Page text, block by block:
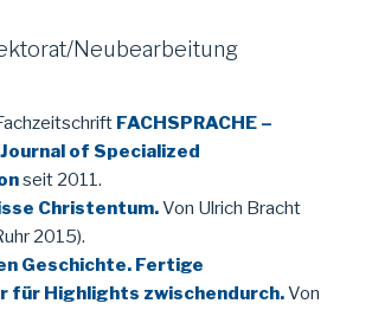
Neubearbeitung
FACHSPRACHE –
of Specialized
seit 2011.
Christentum.Von Ulrich Bracht
2015).
Geschichte. Fertige
für Highlights zwischendurch.Von